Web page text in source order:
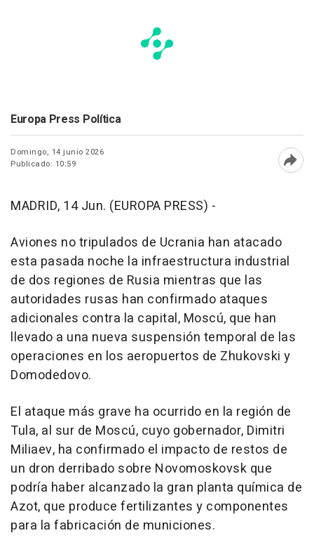
Europa Press Política
Domingo, 14 junio 2026
Publicado: 10:59
MADRID, 14 Jun. (EUROPA PRESS) -
Aviones no tripulados de Ucrania han atacado
esta pasada noche la infraestructura industrial
de dos regiones de Rusia mientras que las
autoridades rusas han confirmado ataques
adicionales contra la capital, Moscú, que han
llevado a una nueva suspensión temporal de las
operaciones en los aeropuertos de Zhukovski y
Domodedovo.
El ataque más grave ha ocurrido en la región de
Tula, al sur de Moscú, cuyo gobernador, Dimitri
Miliaev, ha confirmado el impacto de restos de
un dron derribado sobre Novomoskovsk que
podría haber alcanzado la gran planta química de
Azot, que produce fertilizantes y componentes
para la fabricación de municiones.